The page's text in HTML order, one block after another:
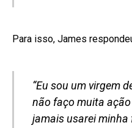
Para isso, James
“Eu sou um virgem
não faço muita
jamais usarei minha